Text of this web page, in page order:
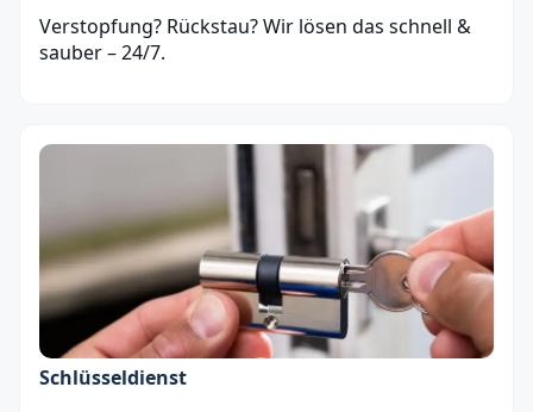
Verstopfung? Rückstau? Wir lösen das schnell &
sauber – 24/7.
Schlüsseldienst